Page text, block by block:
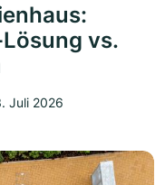
vs.
Juli 2026